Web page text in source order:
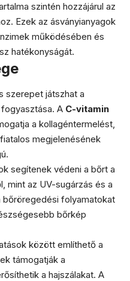
szintén hozzájárul az
Ezek az ásványianyagok
működésében és
hatékonyságát.
szerepet játszhat a
A C-vitamin
a kollagéntermelést,
megjelenésének
segítenek védeni a bőrt a
mint az UV-sugárzás és a
bőröregedési folyamatokat
bőrkép
között említhető a
támogatják a
a hajszálakat. A